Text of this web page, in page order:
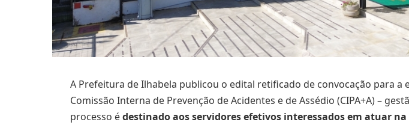
A Prefeitura de Ilhabela publicou o edital retificado de convocação para a
Comissão Interna de Prevenção de Acidentes e de Assédio (CIPA+A) –
processo édestinado aos servidores efetivos interessados em atuar